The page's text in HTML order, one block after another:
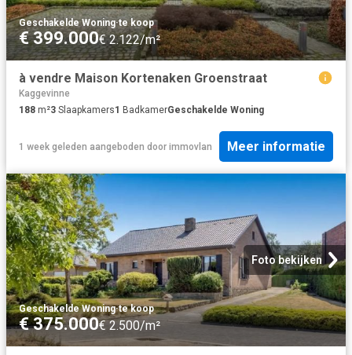
Geschakelde Woning·te koop
€ 399.000€ 2.122/m²
à vendre Maison Kortenaken Groenstraat
Kaggevinne
188 m²3 Slaapkamers1 BadkamerGeschakelde Woning
1 week geleden aangeboden door immovlan Meer informatie
Foto bekijken
Geschakelde Woning·te koop
€ 375.000€ 2.500/m²